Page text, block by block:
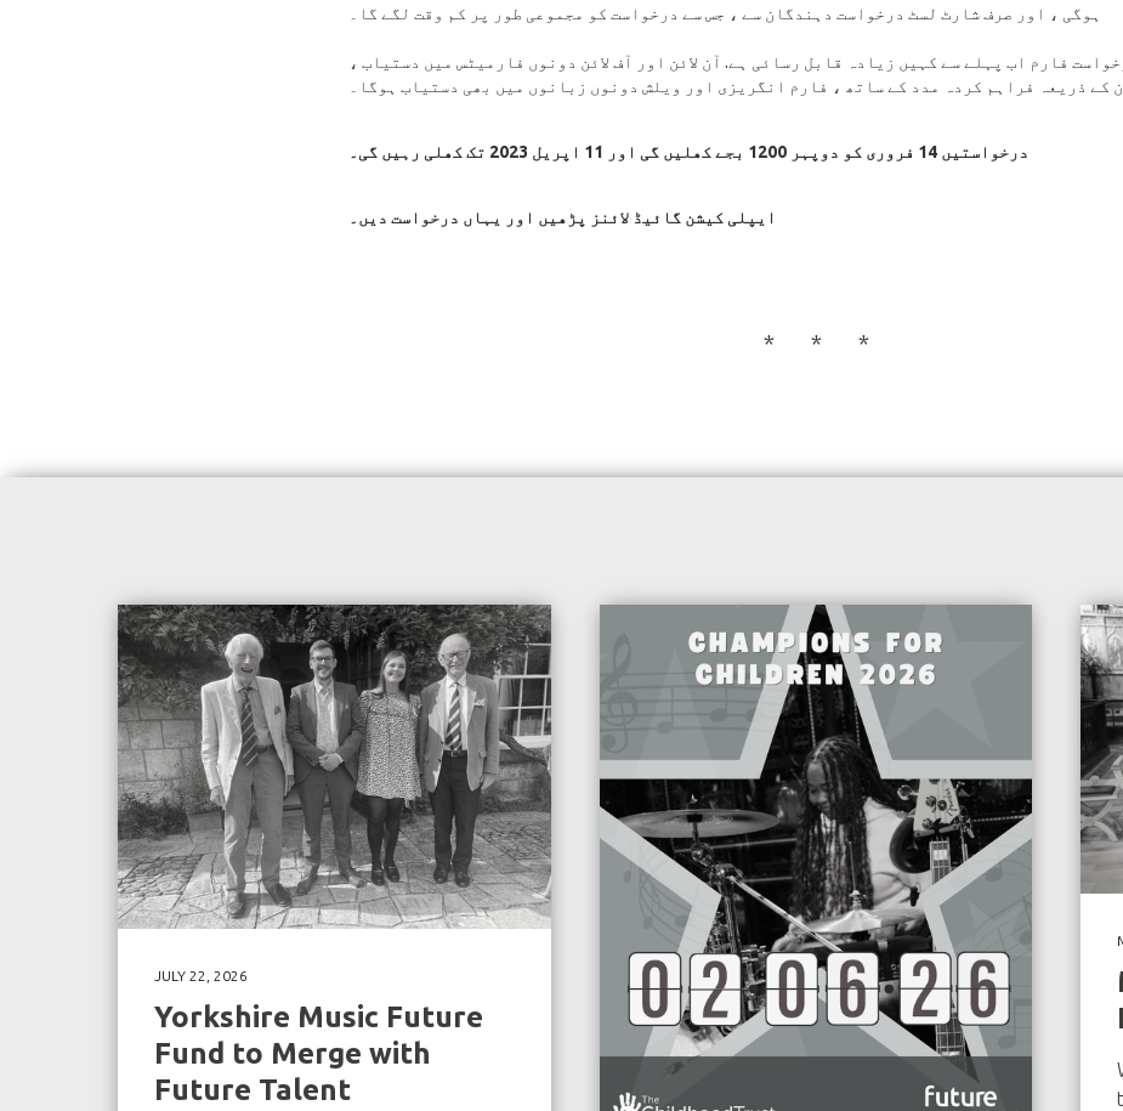
ہوگی ، اور صرف شارٹ لسٹ درخواست دہندگان سے ، جس سے درخواست کو مجموعی طور پر کم وقت لگے گا۔
فارم اب پہلے سے کہیں زیادہ قابل رسائی ہے. آن لائن اور آف لائن دونوں فارمیٹس میں دستیاب ،
درخواستیں 14 فروری کو دوپہر 1200 بجے کھلیں گی اور 11 اپریل 2023 تک کھلی رہیں گی۔
ایپلی کیشن گائیڈ لائنز پڑھیں اور یہاں درخواست دیں۔
* * *
JULY 22, 2026
Yorkshire Music Future
Fund to Merge with
Future Talent